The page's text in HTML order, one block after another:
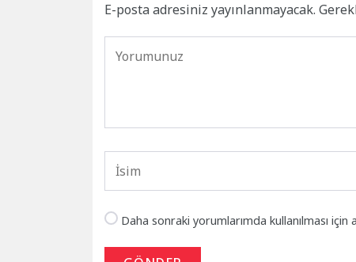
E-posta adresiniz yayınlanmayacak.
Daha sonraki yorumlarımda kullanılması